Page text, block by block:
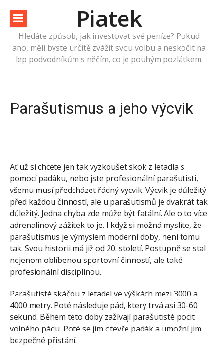
obsah
Piatek
Hledáte způsob, jak investovat své peníze? Pokud
ano, měli byste určitě zvážit svou volbu a neskočit na
lep podvodníkům s něčím, co je pouhým pozlátkem.
Parašutismus a jeho výcvik
Ať už si chcete jen tak vyzkoušet skok z letadla s
pomocí padáku, nebo jste profesionální parašutisti,
všemu musí předcházet řádný výcvik. Výcvik je důležitý
před každou činností, ale u parašutismů je dvakrát tak
důležitý. Jedna chyba zde může být fatální. Ale o to více
adrenalinový zážitek to je. I když si možná myslíte, že
parašutismus je výmyslem moderní doby, není tomu
tak. Svou historii má již od 20. století. Postupně se stal
nejenom oblíbenou sportovní činností, ale také
profesionální disciplínou.
Parašutisté skáčou z letadel ve výškách mezi 3000 a
4000 metry. Poté následuje pád, který trvá asi 30-60
sekund. Během této doby zažívají parašutisté pocit
volného pádu. Poté se jim otevře padák a umožní jim
bezpečné přistání.